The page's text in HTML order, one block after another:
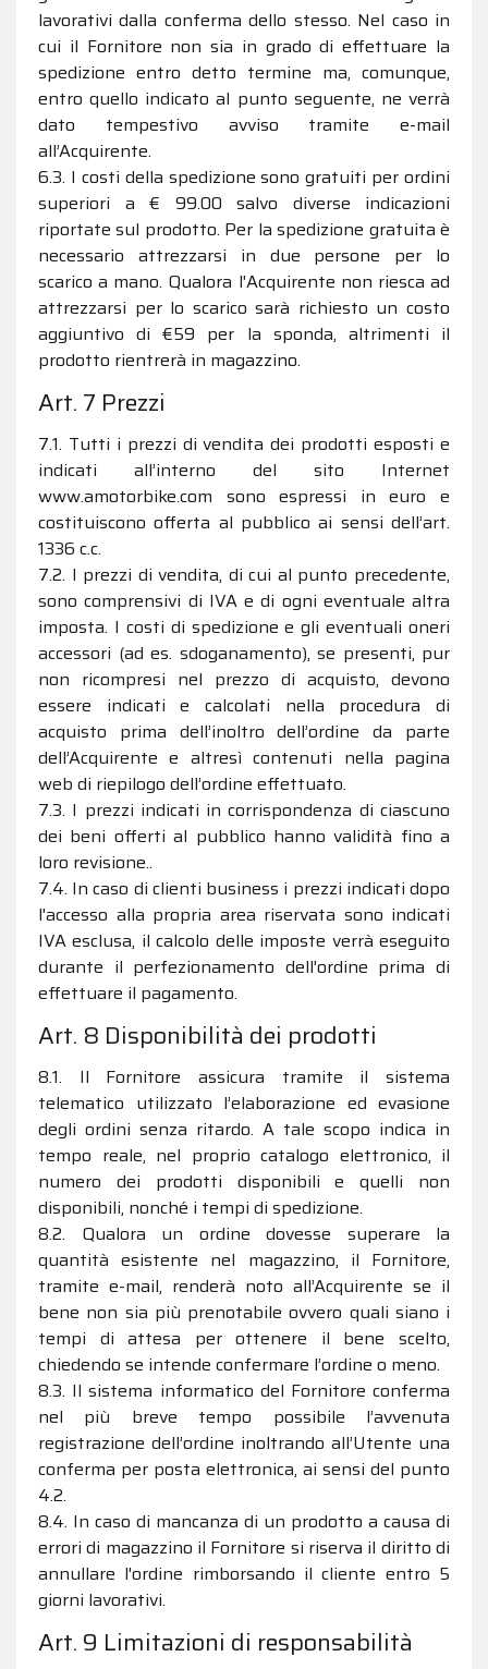
lavorativi dalla conferma dello stesso. Nel caso in
cui il Fornitore non sia in grado di effettuare la
spedizione entro detto termine ma, comunque,
entro quello indicato al punto seguente, ne verrà
dato tempestivo avviso tramite e-mail
all’Acquirente.
6.3. I costi della spedizione sono gratuiti per ordini
superiori a € 99.00 salvo diverse indicazioni
riportate sul prodotto. Per la spedizione gratuita è
necessario attrezzarsi in due persone per lo
scarico a mano. Qualora l'Acquirente non riesca ad
attrezzarsi per lo scarico sarà richiesto un costo
aggiuntivo di €59 per la sponda, altrimenti il
prodotto rientrerà in magazzino.
Art. 7 Prezzi
7.1. Tutti i prezzi di vendita dei prodotti esposti e
indicati all’interno del sito Internet
www.amotorbike.com sono espressi in euro e
costituiscono offerta al pubblico ai sensi dell’art.
1336 c.c.
7.2. I prezzi di vendita, di cui al punto precedente,
sono comprensivi di IVA e di ogni eventuale altra
imposta. I costi di spedizione e gli eventuali oneri
accessori (ad es. sdoganamento), se presenti, pur
non ricompresi nel prezzo di acquisto, devono
essere indicati e calcolati nella procedura di
acquisto prima dell’inoltro dell’ordine da parte
dell’Acquirente e altresì contenuti nella pagina
web di riepilogo dell’ordine effettuato.
7.3. I prezzi indicati in corrispondenza di ciascuno
dei beni offerti al pubblico hanno validità fino a
loro revisione..
7.4. In caso di clienti business i prezzi indicati dopo
l'accesso alla propria area riservata sono indicati
IVA esclusa, il calcolo delle imposte verrà eseguito
durante il perfezionamento dell'ordine prima di
effettuare il pagamento.
Art. 8 Disponibilità dei prodotti
8.1. Il Fornitore assicura tramite il sistema
telematico utilizzato l’elaborazione ed evasione
degli ordini senza ritardo. A tale scopo indica in
tempo reale, nel proprio catalogo elettronico, il
numero dei prodotti disponibili e quelli non
disponibili, nonché i tempi di spedizione.
8.2. Qualora un ordine dovesse superare la
quantità esistente nel magazzino, il Fornitore,
tramite e-mail, renderà noto all’Acquirente se il
bene non sia più prenotabile ovvero quali siano i
tempi di attesa per ottenere il bene scelto,
chiedendo se intende confermare l’ordine o meno.
8.3. Il sistema informatico del Fornitore conferma
nel più breve tempo possibile l’avvenuta
registrazione dell’ordine inoltrando all’Utente una
conferma per posta elettronica, ai sensi del punto
4.2.
8.4. In caso di mancanza di un prodotto a causa di
errori di magazzino il Fornitore si riserva il diritto di
annullare l'ordine rimborsando il cliente entro 5
giorni lavorativi.
Art. 9 Limitazioni di responsabilità